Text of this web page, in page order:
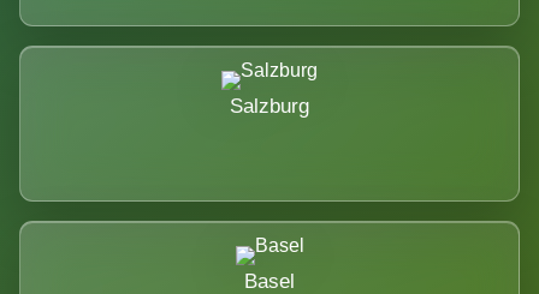
Salzburg
Basel